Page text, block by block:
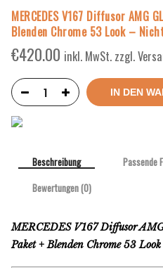
MERCEDES V167 Diffusor AMG
Blenden Chrome 53 Look –
€420.00 inkl. MwSt. zzgl.
IN DEN
Beschreibung
Passende
Bewertungen (0)
MERCEDES V167 Diffusor
Paket + Blenden Chrome 53